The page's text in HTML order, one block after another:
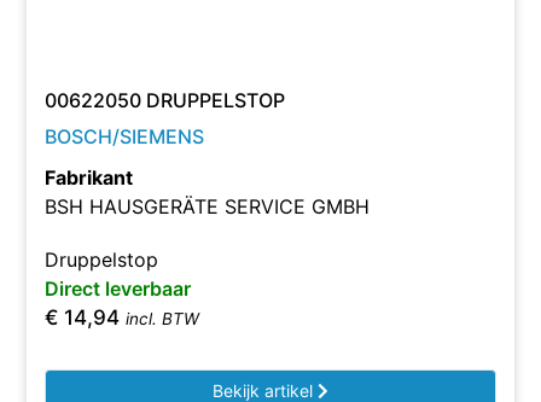
00622050 DRUPPELSTOP
BOSCH/SIEMENS
Fabrikant
BSH HAUSGERÄTE SERVICE GMBH
Druppelstop
Direct leverbaar
€ 14,94 incl. BTW
Bekijk artikel